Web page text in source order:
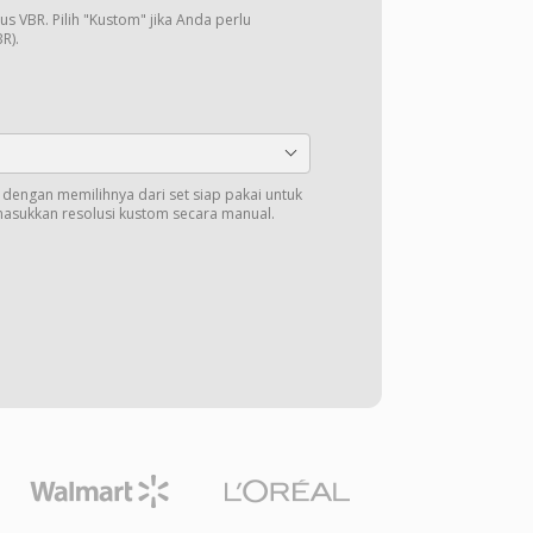
VBR. Pilih "Kustom" jika Anda perlu
memilihnya dari set siap pakai untuk
resolusi kustom secara manual.